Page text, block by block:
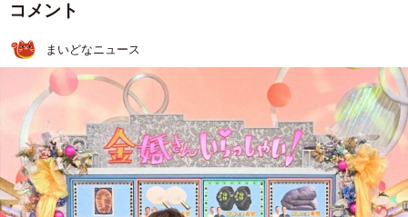
コメント
まいどなニュース